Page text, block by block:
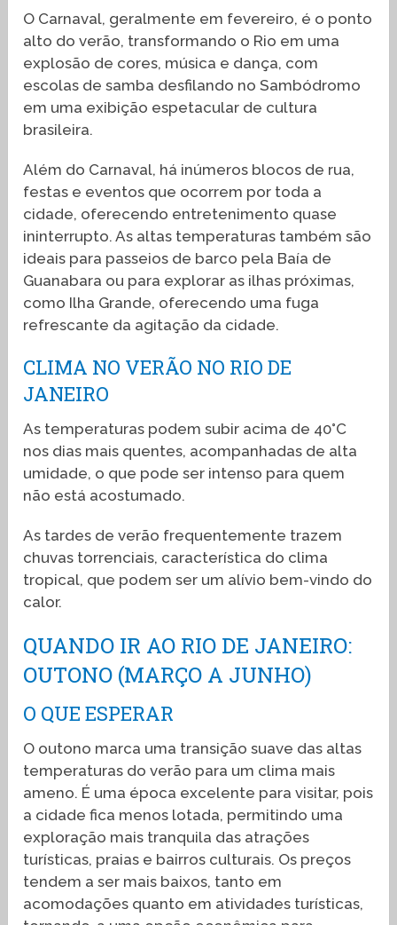
O Carnaval, geralmente em fevereiro, é o ponto
alto do verão, transformando o Rio em uma
explosão de cores, música e dança, com
escolas de samba desfilando no Sambódromo
em uma exibição espetacular de cultura
brasileira.
Além do Carnaval, há inúmeros blocos de rua,
festas e eventos que ocorrem por toda a
cidade, oferecendo entretenimento quase
ininterrupto. As altas temperaturas também são
ideais para passeios de barco pela Baía de
Guanabara ou para explorar as ilhas próximas,
como Ilha Grande, oferecendo uma fuga
refrescante da agitação da cidade.
CLIMA NO VERÃO NO RIO DE
JANEIRO
As temperaturas podem subir acima de 40°C
nos dias mais quentes, acompanhadas de alta
umidade, o que pode ser intenso para quem
não está acostumado.
As tardes de verão frequentemente trazem
chuvas torrenciais, característica do clima
tropical, que podem ser um alívio bem-vindo do
calor.
QUANDO IR AO RIO DE JANEIRO:
OUTONO (MARÇO A JUNHO)
O QUE ESPERAR
O outono marca uma transição suave das altas
temperaturas do verão para um clima mais
ameno. É uma época excelente para visitar, pois
a cidade fica menos lotada, permitindo uma
exploração mais tranquila das atrações
turísticas, praias e bairros culturais. Os preços
tendem a ser mais baixos, tanto em
acomodações quanto em atividades turísticas,